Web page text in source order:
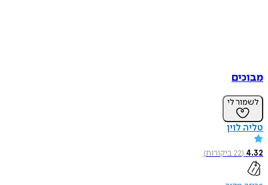
מבוכים
לשמור לי
טליה לוין
4.32
(
22ביקורות)